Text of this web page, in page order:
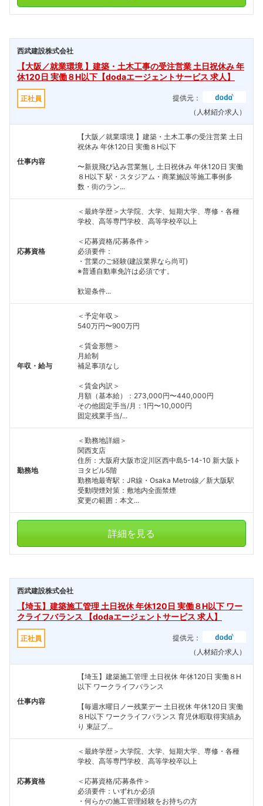
西武建設株式会社
【大阪／就業環境 】建築・土木工事の受注営業 土日祝休み 年
休120日 実働８H以下【dodaエージェントサービス 求人】
正社員
提供元：
（人材紹介求人）
仕事内容
【大阪／就業環境 】建築・土木工事の受注営業 土日
祝休み 年休120日 実働８H以下
〜新規飛び込み営業無し 土日祝休み 年休120日 実働
８H以下 駅・スタジアム・商業施設等施工事例多
数・街のラン...
応募資格
＜最終学歴＞大学院、大学、短期大学、専修・各種
学校、高等専門学校、高等学校卒以上
＜応募資格/応募条件＞
必須要件：
・営業のご経験(建設業界なら尚可)
※普通自動車免許は必須です。
歓迎条件...
年収・給与
＜予定年収＞
540万円〜900万円
＜賃金形態＞
月給制
補足事項なし
＜賃金内訳＞
月額（基本給）：273,000円〜440,000円
その他固定手当/月：1円〜10,000円
固定残業手当/...
勤務地
＜勤務地詳細＞
関西支店
住所：大阪府大阪市淀川区西中島5-14-10 新大阪ト
ヨタビル5階
勤務地最寄駅：JR線・Osaka Metro線／新大阪駅
受動喫煙対策：敷地内全面禁煙
変更の範囲：本文...
詳細を見る
西武建設株式会社
【埼玉】建築施工管理 土日祝休 年休120日 実働８H以下 ワー
クライフバランス 【dodaエージェントサービス 求人】
正社員
提供元：
（人材紹介求人）
仕事内容
【埼玉】建築施工管理 土日祝休 年休120日 実働８H
以下 ワークライフバランス
【毎週水曜日ノー残業デー 土日祝休 年休120日 実働
８H以下 ワークライフバランス 育児休暇取得実績あ
り 東証プ...
応募資格
＜最終学歴＞大学院、大学、短期大学、専修・各種
学校、高等専門学校、高等学校卒以上
＜応募資格/応募条件＞
必須要件：いずれか必須
・何らかの施工管理経験をお持ちの方